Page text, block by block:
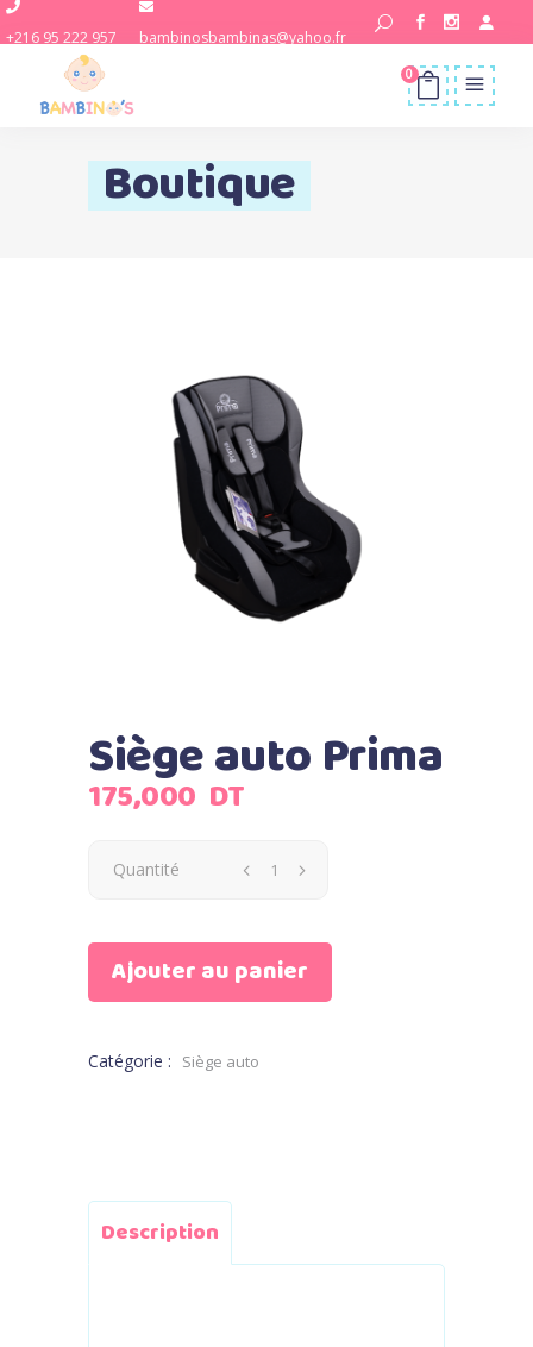
+216 95 222 957 bambinosbambinas@yahoo.fr
0
Boutique
Siège auto Prima
175,000 DT
Quantité
Ajouter au panier
Catégorie : Siège auto
Description